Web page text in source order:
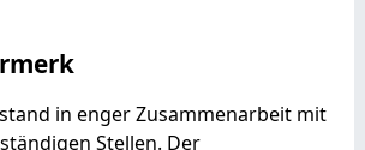
in enger Zusammenarbeit mit
Stellen. Der